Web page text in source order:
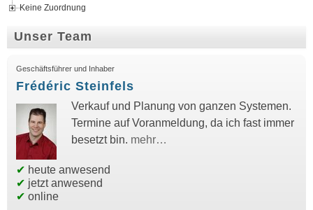
Keine Zuordnung
Unser Team
Geschäftsführer und Inhaber
Frédéric Steinfels
Verkauf und Planung von ganzen Systemen.
Termine auf Voranmeldung, da ich fast immer
besetzt bin. mehr…
✔ heute anwesend
✔ jetzt anwesend
✔ online